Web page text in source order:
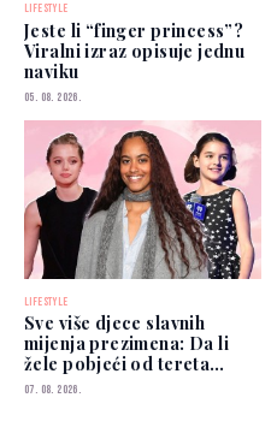
LIFESTYLE
Jeste li “finger princess”?
Viralni izraz opisuje jednu
naviku
05. 08. 2026.
LIFESTYLE
Sve više djece slavnih
mijenja prezimena: Da li
žele pobjeći od tereta
poznatih roditelja?
07. 08. 2026.